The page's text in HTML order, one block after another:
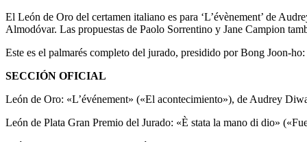
El León de Oro del certamen italiano es para ‘L’évènement’ de
Almodóvar. Las propuestas de Paolo Sorrentino y Jane Campion
Este es el palmarés completo del jurado, presidido por Bong Joon-ho:
SECCIÓN OFICIAL
León de Oro: «L’événement» («El acontecimiento»), de Audrey
León de Plata Gran Premio del Jurado: «È stata la mano di dio»